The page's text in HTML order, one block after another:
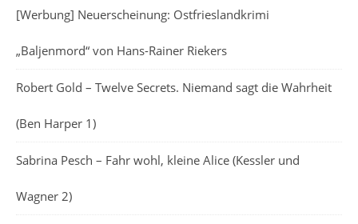
[Werbung] Neuerscheinung: Ostfrieslandkrimi
„Baljenmord“ von Hans-Rainer Riekers
Robert Gold – Twelve Secrets. Niemand sagt die Wahrheit
(Ben Harper 1)
Sabrina Pesch – Fahr wohl, kleine Alice (Kessler und
Wagner 2)